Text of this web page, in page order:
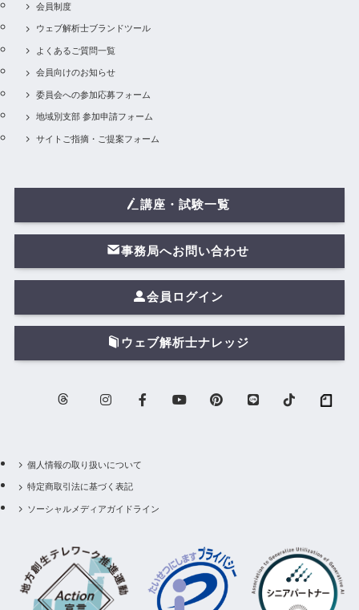
会員制度
ウェブ解析士ブランドツール
よくあるご質問一覧
会員向けのお知らせ
委員会への参加応募フォーム
地域別支部 参加申請フォーム
サイトご指摘・ご提案フォーム
講座・試験一覧
事務局へお問い合わせ
会員ログイン
ウェブ解析士ナレッジ
個人情報の取り扱いについて
特定商取引法に基づく表記
ソーシャルメディアガイドライン